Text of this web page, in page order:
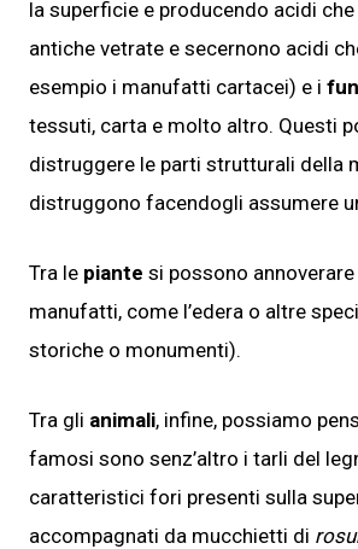
la superficie e producendo acidi
antiche vetrate e secernono acidi
esempio i manufatti cartacei) e i
tessuti, carta e molto altro. Questi
distruggere le parti strutturali della
distruggono facendogli assumere
Tra le piante si possono
manufatti, come l’edera o altre
storiche o monumenti).
Tra gli animali, infine, possiamo
famosi sono senz’altro i tarli del
caratteristici fori presenti sulla
accompagnati da mucchietti di